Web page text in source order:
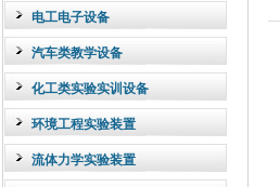
电工电子设备
汽车类教学设备
化工类实验实训设备
环境工程实验装置
流体力学实验装置